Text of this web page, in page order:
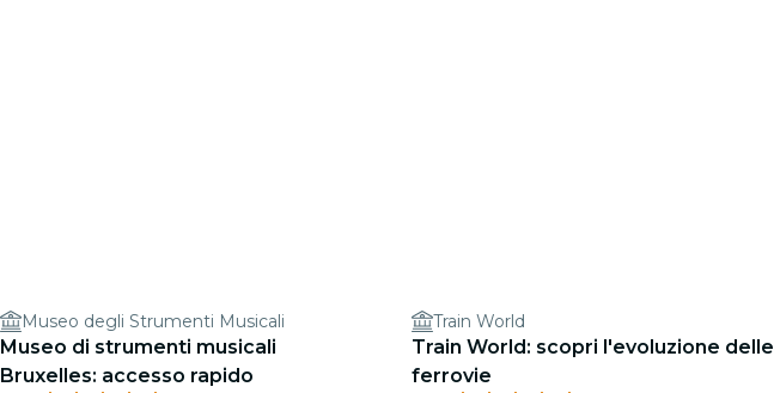
Museo degli Strumenti Musicali
Museo di strumenti musicali
Bruxelles: accesso rapido
Train World
Train World: scopri l'evoluzione delle
ferrovie